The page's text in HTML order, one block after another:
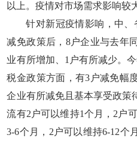
以上。疫情对市场需求影响较
针对新冠疫情影响，中
减免政策后，8户企业与去年
业有所增加、1户有所减少。
税金政策方面，有3户减免幅
企业有所减免且基本享受政策
流有2户可以维持1个月，2户
3-6个月，2户可以维持6-12个